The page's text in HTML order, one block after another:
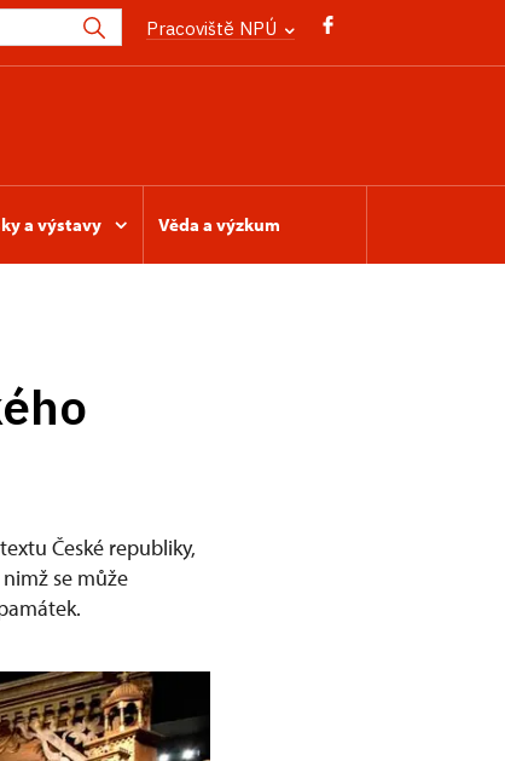
Pracoviště NPÚ
a výstavy Věda a výzkum
České republiky,
se může